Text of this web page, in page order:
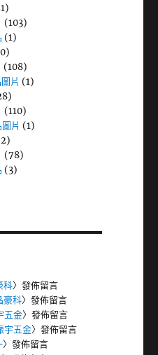
(103)
(1)
(108)
片 (1)
(110)
片 (1)
(78)
(3)
科〉發佈留言
豪科〉發佈留言
五金〉發佈留言
宇五金〉發佈留言
〉發佈留言